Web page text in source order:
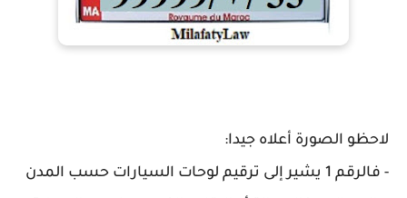
لاحظو الصورة أعلاه جيدا:
- فالرقم 1 يشير إلى ترقيم لوحات السيارات حسب المدن